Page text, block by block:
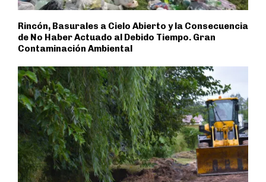
Rincón, Basurales a Cielo Abierto y la Consecuencia
de No Haber Actuado al Debido Tiempo. Gran
Contaminación Ambiental